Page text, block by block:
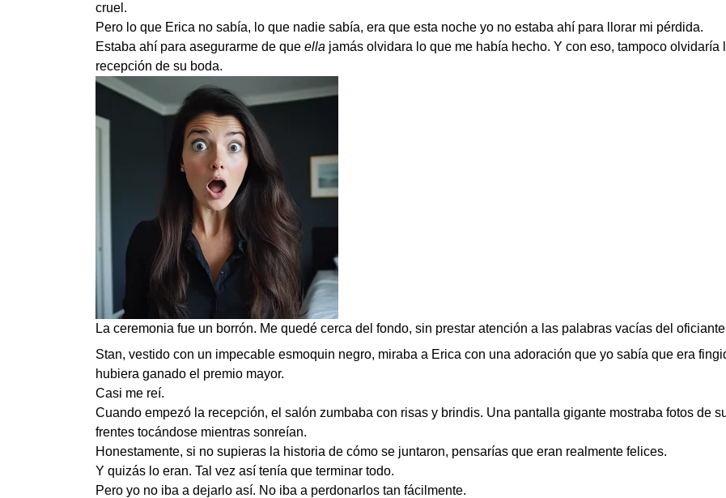
cruel.
Pero lo que Erica no sabía, lo que nadie sabía, era que esta noche yo no estaba ahí para llorar mi pérdida.
Estaba ahí para asegurarme de que ella jamás olvidara lo que me había hecho. Y con eso, tampoco
recepción de su boda.
La ceremonia fue un borrón. Me quedé cerca del fondo, sin prestar atención a las palabras vacías del
Stan, vestido con un impecable esmoquin negro, miraba a Erica con una adoración que yo sabía que era
hubiera ganado el premio mayor.
Casi me reí.
Cuando empezó la recepción, el salón zumbaba con risas y brindis. Una pantalla gigante mostraba fotos de
frentes tocándose mientras sonreían.
Honestamente, si no supieras la historia de cómo se juntaron, pensarías que eran realmente felices.
Y quizás lo eran. Tal vez así tenía que terminar todo.
Pero yo no iba a dejarlo así. No iba a perdonarlos tan fácilmente.